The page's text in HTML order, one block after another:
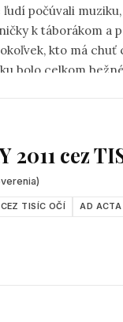
počúvali
k táborákom a
kto má
bolo celkom
2011 cez
TISÍC OČÍ AD ACTA